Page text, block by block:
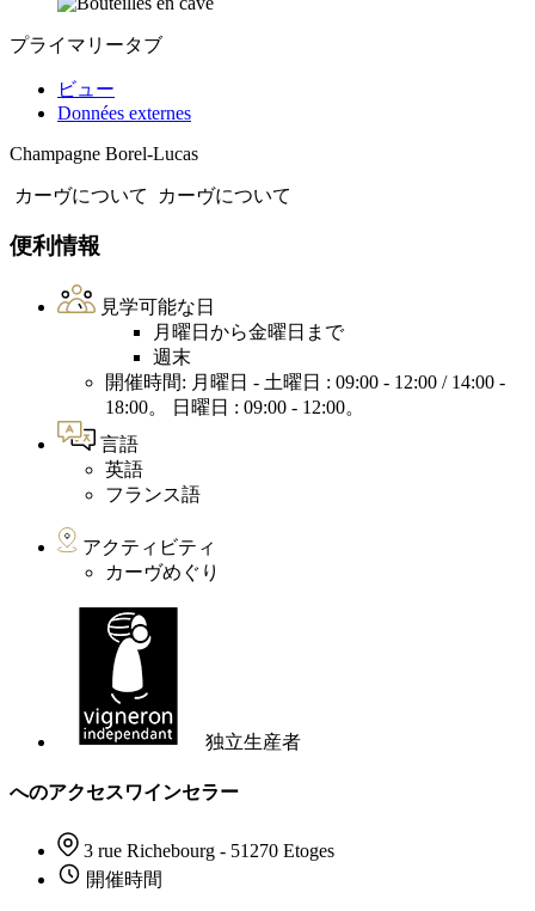
プライマリータブ
ビュー
Données externes
Champagne Borel-Lucas
カーヴについて カーヴについて
便利情報
見学可能な日
月曜日から金曜日まで
週末
開催時間: 月曜日 - 土曜日 : 09:00 - 12:00 / 14:00 -
18:00。 日曜日 : 09:00 - 12:00。
言語
英語
フランス語
アクティビティ
カーヴめぐり
独立生産者
へのアクセスワインセラー
3 rue Richebourg - 51270 Etoges
開催時間